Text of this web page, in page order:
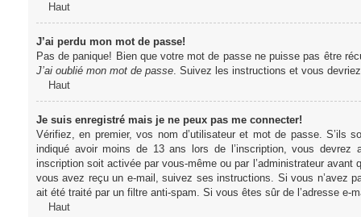
Haut
J’ai perdu mon mot de passe!
Pas de panique! Bien que votre mot de passe ne puisse pas être
J’ai oublié mon mot de passe. Suivez les instructions et vous
Haut
Je suis enregistré mais je ne peux pas me connecter!
Vérifiez, en premier, vos nom d’utilisateur et mot de passe.
indiqué avoir moins de 13 ans lors de l’inscription, vous
inscription soit activée par vous-même ou par l’administrateur
vous avez reçu un e-mail, suivez ses instructions. Si vous n’avez
ait été traité par un filtre anti-spam. Si vous êtes sûr de l’adresse e-
Haut